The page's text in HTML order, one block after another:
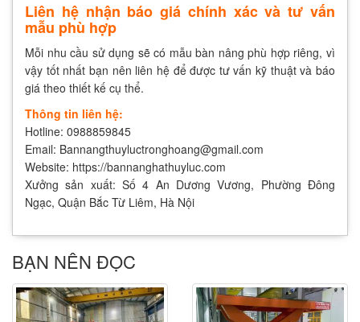
Liên hệ nhận báo giá chính xác và tư vấn
mẫu phù hợp
Mỗi nhu cầu sử dụng sẽ có mẫu bàn nâng phù hợp riêng, vì
vậy tốt nhất bạn nên liên hệ để được tư vấn kỹ thuật và báo
giá theo thiết kế cụ thể.
Thông tin liên hệ:
Hotline: 0988859845
Email: Bannangthuyluctronghoang@gmail.com
Website: https://bannanghathuyluc.com
Xưởng sản xuất: Số 4 An Dương Vương, Phường Đông
Ngạc, Quận Bắc Từ Liêm, Hà Nội
BẠN NÊN ĐỌC